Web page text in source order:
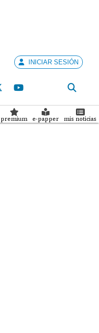
de fuego al 'Dolores
INICIAR SESIÓN
premium e-papper mis noticias